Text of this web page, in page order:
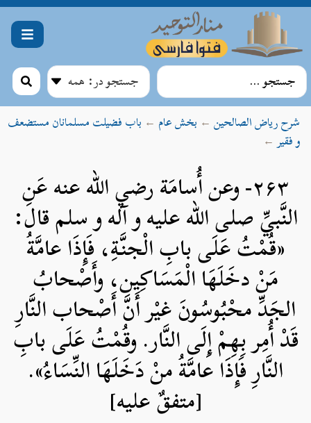
شرح ریاض الصالحین ← بخش عام ← باب فضیلت مسلمانان مستضعف
و فقیر←
۲۶۳- وعن أُسامَة رضي الله عنه عَنِ
النَّبيِّ صلی الله علیه و آله و سلم قال:
«قُمْتُ عَلَى بابِ الْجنَّةِ، فَإِذَا عامَّةُ
مَنْ دخَلَهَا الْمَسَاكِين، وأَصْحابُ
الجَدِّ محْبُوسُونَ غيْر أَنَّ أَصْحاب النَّارِ
قَدْ أُمِر بِهِمْ إِلَى النَّار. وقُمْتُ عَلَى بابِ
النَّارِ فَإِذَا عامَّةُ منْ دَخَلَهَا النِّسَاءُ».
[متفقٌ عليه]